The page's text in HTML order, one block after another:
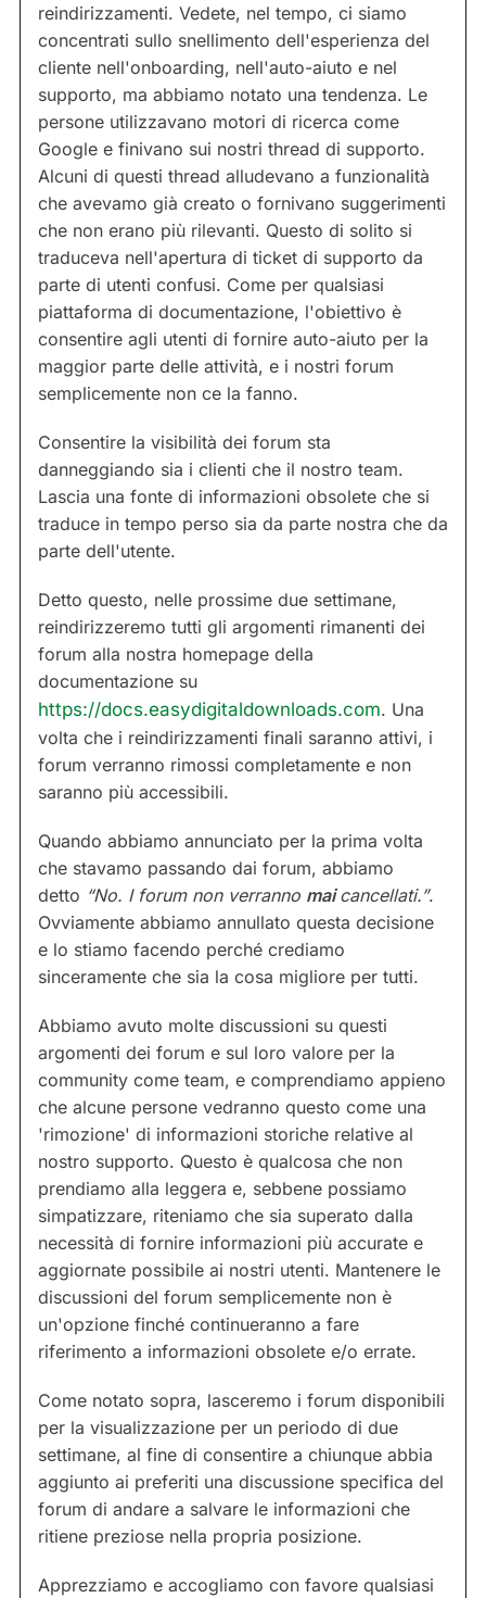
reindirizzamenti. Vedete, nel tempo, ci siamo
concentrati sullo snellimento dell'esperienza del
cliente nell'onboarding, nell'auto-aiuto e nel
supporto, ma abbiamo notato una tendenza. Le
persone utilizzavano motori di ricerca come
Google e finivano sui nostri thread di supporto.
Alcuni di questi thread alludevano a funzionalità
che avevamo già creato o fornivano suggerimenti
che non erano più rilevanti. Questo di solito si
traduceva nell'apertura di ticket di supporto da
parte di utenti confusi. Come per qualsiasi
piattaforma di documentazione, l'obiettivo è
consentire agli utenti di fornire auto-aiuto per la
maggior parte delle attività, e i nostri forum
semplicemente non ce la fanno.
Consentire la visibilità dei forum sta
danneggiando sia i clienti che il nostro team.
Lascia una fonte di informazioni obsolete che si
traduce in tempo perso sia da parte nostra che da
parte dell'utente.
Detto questo, nelle prossime due settimane,
reindirizzeremo tutti gli argomenti rimanenti dei
forum alla nostra homepage della
documentazione su
https://docs.easydigitaldownloads.com. Una
volta che i reindirizzamenti finali saranno attivi, i
forum verranno rimossi completamente e non
saranno più accessibili.
Quando abbiamo annunciato per la prima volta
che stavamo passando dai forum, abbiamo
detto “No. I forum non verranno maicancellati.”.
Ovviamente abbiamo annullato questa decisione
e lo stiamo facendo perché crediamo
sinceramente che sia la cosa migliore per tutti.
Abbiamo avuto molte discussioni su questi
argomenti dei forum e sul loro valore per la
community come team, e comprendiamo appieno
che alcune persone vedranno questo come una
'rimozione' di informazioni storiche relative al
nostro supporto. Questo è qualcosa che non
prendiamo alla leggera e, sebbene possiamo
simpatizzare, riteniamo che sia superato dalla
necessità di fornire informazioni più accurate e
aggiornate possibile ai nostri utenti. Mantenere le
discussioni del forum semplicemente non è
un'opzione finché continueranno a fare
riferimento a informazioni obsolete e/o errate.
Come notato sopra, lasceremo i forum disponibili
per la visualizzazione per un periodo di due
settimane, al fine di consentire a chiunque abbia
aggiunto ai preferiti una discussione specifica del
forum di andare a salvare le informazioni che
ritiene preziose nella propria posizione.
Apprezziamo e accogliamo con favore qualsiasi